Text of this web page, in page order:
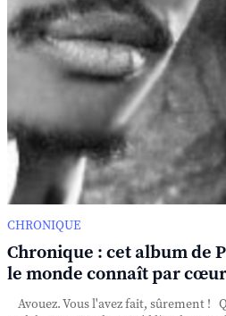
CHRONIQUE
Chronique : cet album de
le monde connaît par cœur
Avouez. Vous l'avez fait, sûrement !